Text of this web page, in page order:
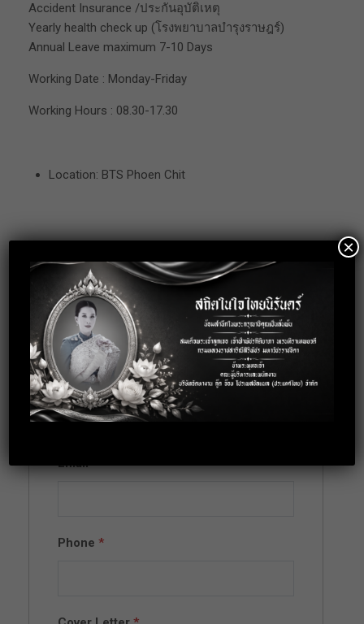
Accident Insurance /ประกันอุบัติเหตุ
Yearly health check up (โรงพยาบาลบำรุงราษฎร์)
Annual Leave maximum 7-10 Days
Working Date : Monday-Friday
Working Hours : 08.30-17.30
Location: BTS Phoen Chit
Apply for this
position
Full Name*
Email*
Phone *
×